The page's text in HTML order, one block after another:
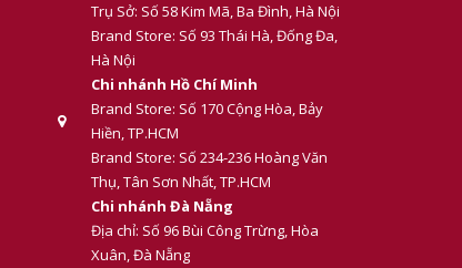
Trụ Sở: Số 58 Kim Mã, Ba Đình, Hà Nội
Brand Store: Số 93 Thái Hà, Đống Đa,
Hà Nội
Chi nhánh Hồ Chí Minh
Brand Store: Số 170 Cộng Hòa, Bảy
Hiền, TP.HCM
Brand Store: Số 234-236 Hoàng Văn
Thụ, Tân Sơn Nhất, TP.HCM
Chi nhánh Đà Nẵng
Địa chỉ: Số 96 Bùi Công Trừng, Hòa
Xuân, Đà Nẵng